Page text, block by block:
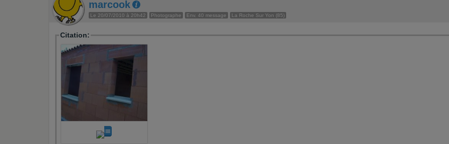
marcook
Le 20/07/2010 à 20h42 Photographe Env. 40 message La Roche Sur Yon (85)
Citation: